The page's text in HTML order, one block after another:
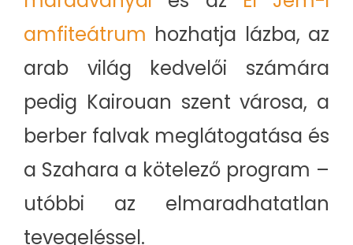
amfiteátrum hozhatja lázba, az
arab világ kedvelői számára
pedig Kairouan szent városa, a
berber falvak meglátogatása és
a Szahara a kötelező program –
utóbbi az elmaradhatatlan
tevegeléssel.